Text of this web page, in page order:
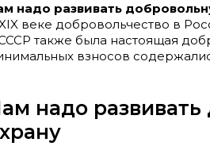
надо развивать
веке добровольчество в
также была настоящая
взносов
из интервью «ТАСС»)
надо